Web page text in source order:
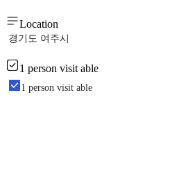
Location
경기도 여주시
1 person visit able
1 person visit able